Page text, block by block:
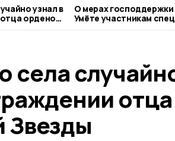
узнал в
орденом
О мерах господдержки
Умёте участникам
села
отца
Звезды